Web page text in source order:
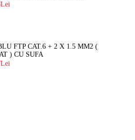
FTP CAT.6 + 2 X 1.5 MM2 (
) CU SUFA